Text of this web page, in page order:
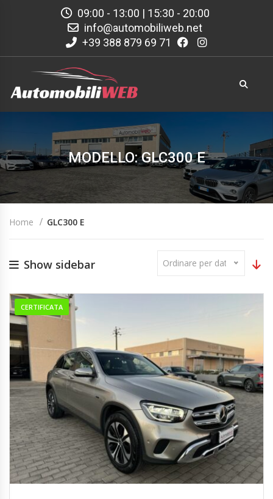
09:00 - 13:00 | 15:30 - 20:00
info@automobiliweb.net
+39 388 879 69 71
MODELLO: GLC300 E
Home GLC300 E
Show sidebar Ordinare per data
CERTIFICATA